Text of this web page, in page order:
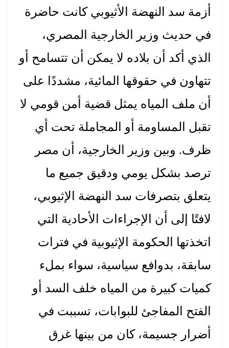
أزمة سد النهضة الأثيوبي كانت حاضرة
في حديث وزير الخارجية المصري،
الذي أكد أن بلاده لا يمكن أن تتسامح أو
تتهاون في حقوقها المائية، مشددًا على
أن ملف المياه يمثل قضية أمن قومي لا
تقبل المساومة أو المجاملة تحت أي
ظرف. وبين وزير الخارجية، أن مصر
ترصد بشكل يومي ودقيق جميع ما
يتعلق بتصرفات سد النهضة الإثيوبي،
لافتًا إلى أن الإجراءات الأحادية التي
اتخذتها الحكومة الإثيوبية في فترات
سابقة، بدوافع سياسية، سواء بملء
كميات كبيرة من المياه خلف السد أو
الفتح المفاجئ للبوابات، تسببت في
أضرار جسيمة، كان من بينها غرق